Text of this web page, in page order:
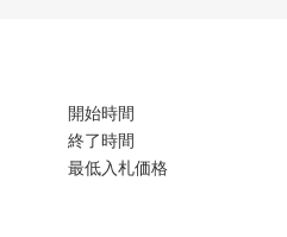
開始時間
終了時間
最低入札価格